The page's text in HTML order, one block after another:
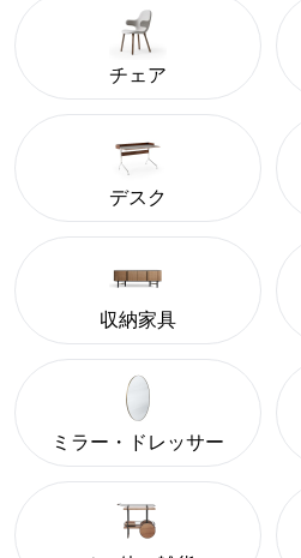
チェア
デスク
収納家具
ミラー・ドレッサー